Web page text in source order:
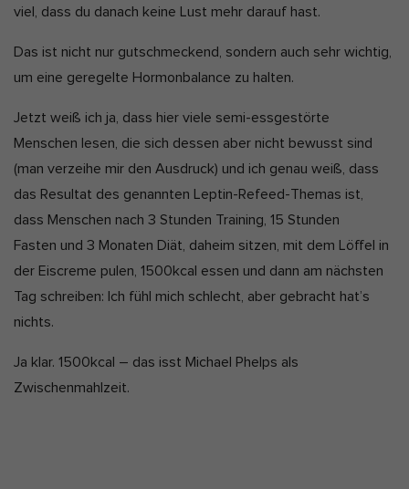
viel, dass du danach keine Lust mehr darauf hast.
Das ist nicht nur gutschmeckend, sondern auch sehr wichtig,
um eine geregelte Hormonbalance zu halten.
Jetzt weiß ich ja, dass hier viele semi-essgestörte
Menschen lesen, die sich dessen aber nicht bewusst sind
(man verzeihe mir den Ausdruck) und ich genau weiß, dass
das Resultat des genannten Leptin-Refeed-Themas ist,
dass Menschen nach 3 Stunden Training, 15 Stunden
Fasten und 3 Monaten Diät, daheim sitzen, mit dem Löffel in
der Eiscreme pulen, 1500kcal essen und dann am nächsten
Tag schreiben: Ich fühl mich schlecht, aber gebracht hat’s
nichts.
Ja klar. 1500kcal – das isst Michael Phelps als
Zwischenmahlzeit.